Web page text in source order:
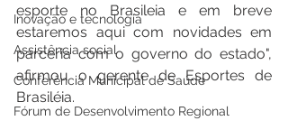
Inovação e tecnologia
Assistência social
Conferência Municipal de Saúde
Fórum de Desenvolvimento Regional
esporte no Brasileia e em breve
estaremos aqui com novidades em
parceria com o governo do estado",
afirmou o gerente de Esportes de
Brasiléia.